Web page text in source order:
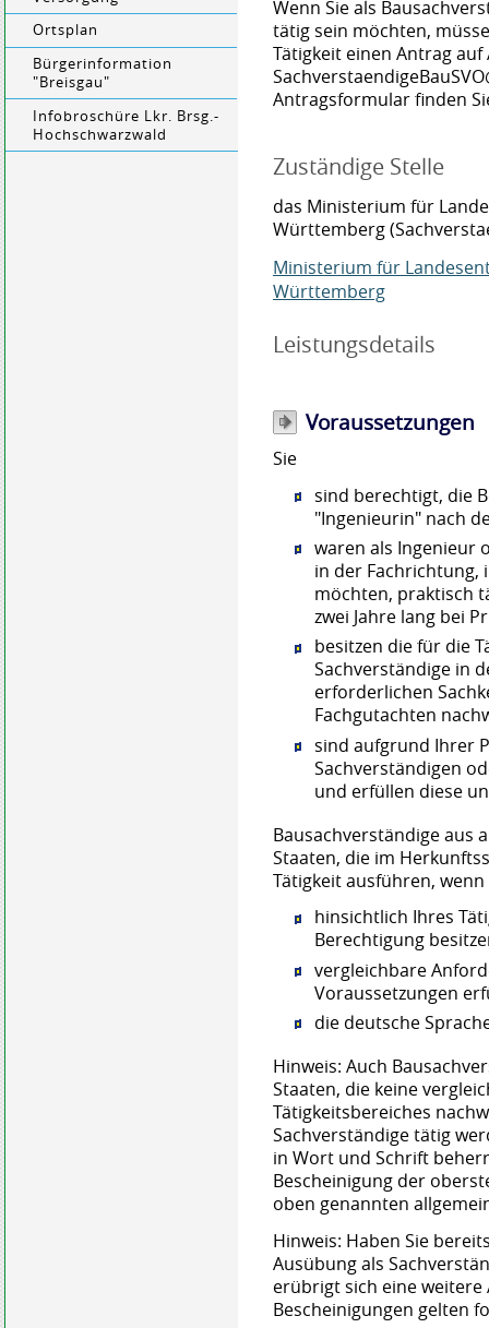
Ortsplan
Bürgerinformation
"Breisgau"
Infobroschüre Lkr. Brsg.-
Hochschwarzwald
Wenn Sie als
tätig sein möchten,
Tätigkeit einen Antrag
Antragsformular finden
Zuständige Stelle
das Ministerium für
Württemberg
Ministerium für
Württemberg
Leistungsdetails
Voraussetzungen
Sie
sind berechtigt, die
"Ingenieurin" nach
waren als Ingenieur
in der Fachrichtung,
möchten, praktisch
zwei Jahre lang bei
besitzen die für die
Sachverständige in
erforderlichen
Fachgutachten
sind aufgrund Ihrer
Sachverständigen
und erfüllen diese
Bausachverständige aus
Staaten, die im Her
Tätigkeit ausführen, wenn
hinsichtlich Ihres
Berechtigung
vergleichbare
Voraussetzungen
die deutsche
Hinweis: Auch
Staaten, die keine
Tätigkeitsbereiches
Sachverständige tätig
in Wort und Schrift be
Bescheinigung der obers
oben genannten
Hinweis: Haben Sie
Ausübung als
erübrigt sich eine weitere
Bescheinigungen gelten